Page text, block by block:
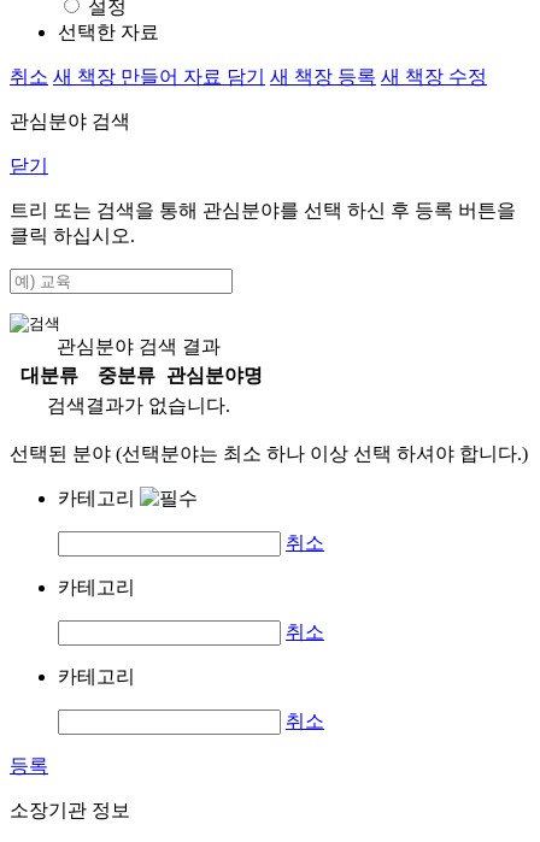
설정
선택한 자료
취소 새 책장 만들어 자료 담기 새 책장 등록 새 책장 수정
관심분야 검색
닫기
트리 또는 검색을 통해 관심분야를 선택 하신 후 등록 버튼을
클릭 하십시오.
관심분야 검색 결과
대분류
중분류
관심분야명
검색결과가 없습니다.
선택된 분야 (선택분야는 최소 하나 이상 선택 하셔야 합니다.)
카테고리
취소
카테고리
취소
카테고리
취소
등록
소장기관 정보